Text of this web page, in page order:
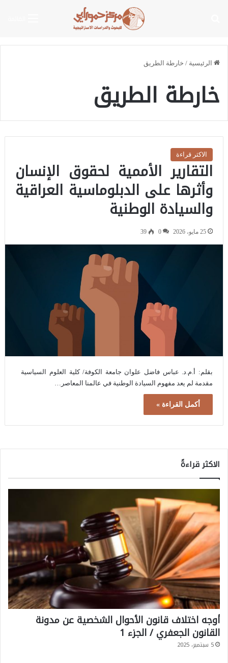
الرئيسية / خارطة الطريق
خارطة الطريق
الاكثر قراءة
التقارير الأممية لحقوق الإنسان
وأثرها على الدبلوماسية العراقية
والسيادة الوطنية
25 مايو، 2026 0
39
بقلم: أ.م.د. عباس فاضل علوان جامعة الكوفة/ كلية العلوم السياسية
مقدمة لم يعد مفهوم السيادة الوطنية في عالمنا المعاصر…
أكمل القراءة »
الاكثر قراءةً
أوجه اختلاف قانون الأحوال الشخصية عن مدونة
القانون الجعفري / الجزء 1
5 سبتمبر، 2025